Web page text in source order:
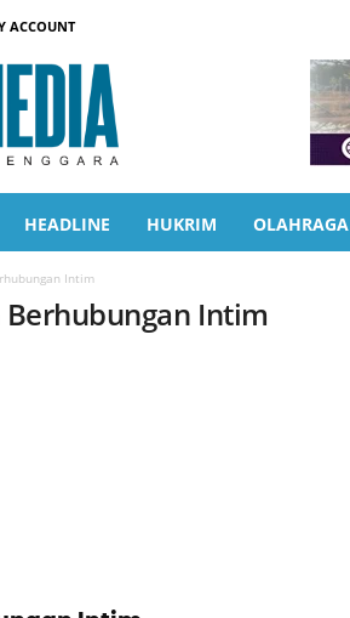
ACCOUNT
HEADLINE HUKRIM OLAHRAGA
Intim
Intim